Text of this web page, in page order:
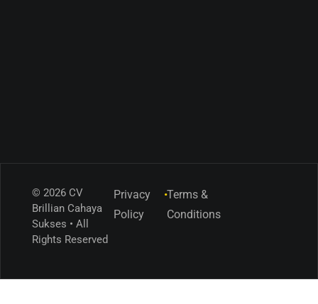
© 2026 CV
Brillian Cahaya
Sukses • All
Rights Reserved
Privacy
Policy
•Terms &
Conditions